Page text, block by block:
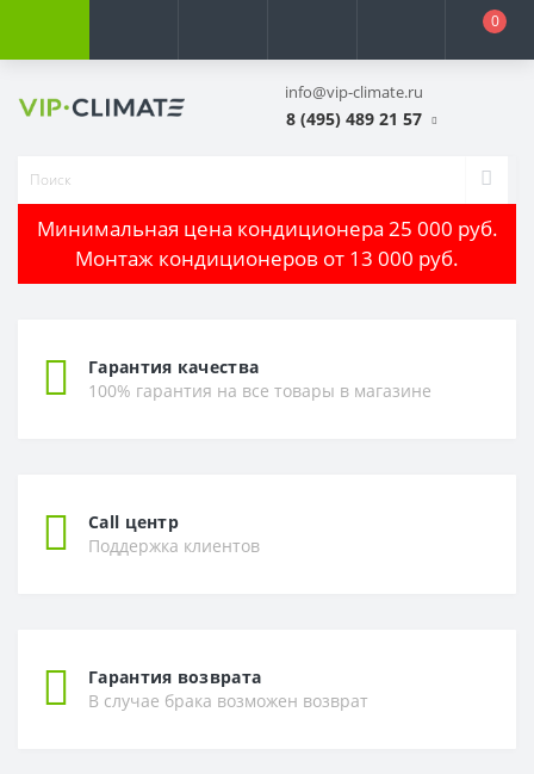
0
info@vip-climate.ru
8 (495) 489 21 57
Минимальная цена кондиционера 25 000 руб.
Монтаж кондиционеров от 13 000 руб.
Гарантия качества
100% гарантия на все товары в магазине
Call центр
Поддержка клиентов
Гарантия возврата
В случае брака возможен возврат